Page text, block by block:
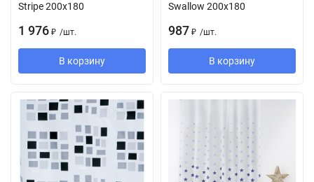
Stripe 200х180
1 976 ₽ /шт.
В корзину
Swallow 200х180
987 ₽ /шт.
В корзину